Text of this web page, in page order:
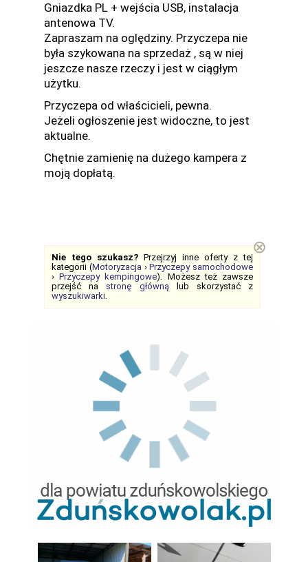
Gniazdka PL + wejścia USB, instalacja
antenowa TV.
Zapraszam na oględziny. Przyczepa nie
była szykowana na sprzedaż , są w niej
jeszcze nasze rzeczy i jest w ciągłym
użytku.
Przyczepa od właścicieli, pewna.
Jeżeli ogłoszenie jest widoczne, to jest
aktualne.
Chętnie zamienię na dużego kampera z
moją dopłatą.
Nie tego szukasz? Przejrzyj inne oferty z tej
kategorii (Motoryzacja›Przyczepy samochodowe
›Przyczepy kempingowe). Możesz też zawsze
przejść na stronę głównąlub skorzystać z
wyszukiwarki.
⊗